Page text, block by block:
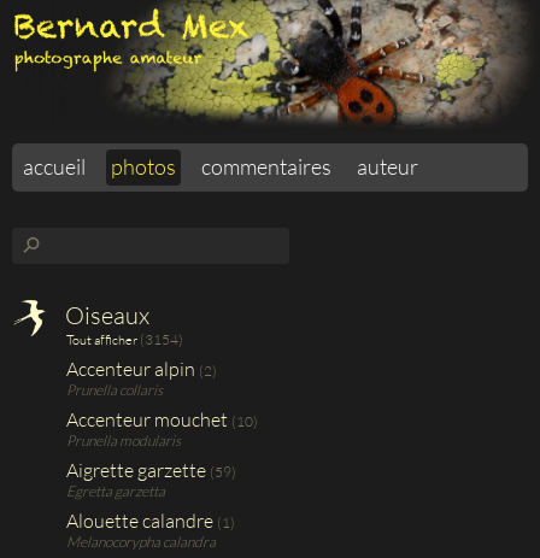
accueil photos commentaires auteur
⚲
Oiseaux
Tout afficher (3154)
Accenteur alpin (2)
Prunella collaris
Accenteur mouchet (10)
Prunella modularis
Aigrette garzette (59)
Egretta garzetta
Alouette calandre (1)
Melanocorypha calandra